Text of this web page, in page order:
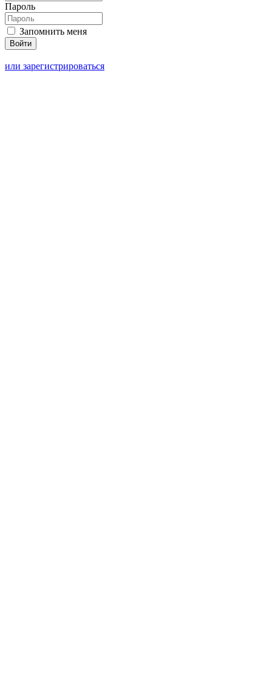
Пароль
Запомнить меня
или зарегистрироваться